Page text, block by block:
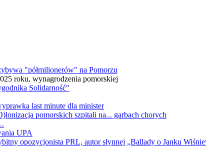
"półmilionerów" na Pomorzu
roku, wynagrodzenia pomorskiej
Solidarność"
last minute dla minister
pomorskich szpitali na... garbach chorych
UPA
opozycjonista PRL, autor słynnej „Ballady o Janku